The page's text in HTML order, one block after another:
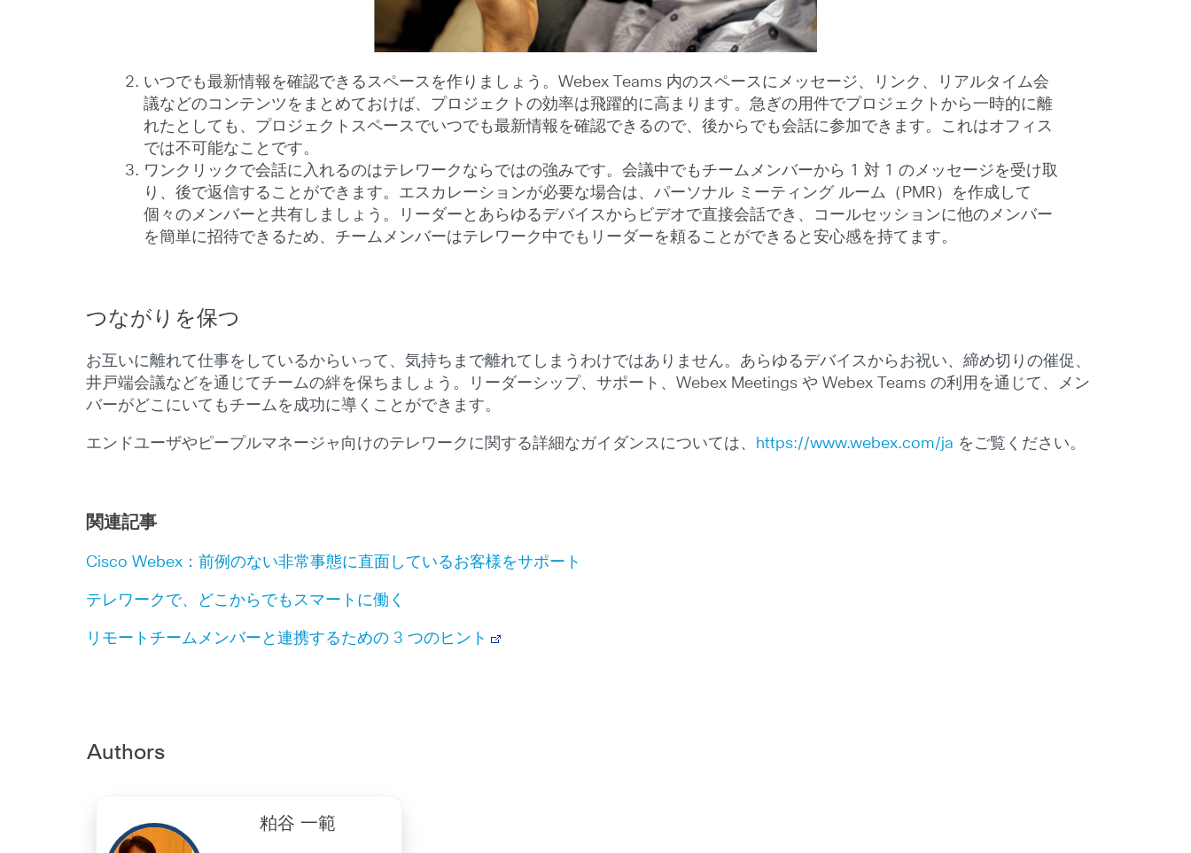
いつでも最新情報を確認できるスペースを作りましょう。Webex Teams 内のスペースにメッセージ、リンク、リアルタイム会
議などのコンテンツをまとめておけば、プロジェクトの効率は飛躍的に高まります。急ぎの用件でプロジェクトから一時的に離
れたとしても、プロジェクトスペースでいつでも最新情報を確認できるので、後からでも会話に参加できます。これはオフィス
では不可能なことです。
ワンクリックで会話に入れるのはテレワークならではの強みです。会議中でもチームメンバーから 1 対 1 のメッセージを受け取
り、後で返信することができます。エスカレーションが必要な場合は、パーソナル ミーティング ルーム（PMR）を作成して
個々のメンバーと共有しましょう。リーダーとあらゆるデバイスからビデオで直接会話でき、コールセッションに他のメンバー
を簡単に招待できるため、チームメンバーはテレワーク中でもリーダーを頼ることができると安心感を持てます。
つながりを保つ
お互いに離れて仕事をしているからいって、気持ちまで離れてしまうわけではありません。あらゆるデバイスからお祝い、締め切りの催促、
井戸端会議などを通じてチームの絆を保ちましょう。リーダーシップ、サポート、Webex Meetings や Webex Teams の利用を通じて、メン
バーがどこにいてもチームを成功に導くことができます。
エンドユーザやピープルマネージャ向けのテレワークに関する詳細なガイダンスについては、 https://www.webex.com/ja をご覧ください。
関連記事
Cisco Webex：前例のない非常事態に直面しているお客様をサポート
テレワークで、どこからでもスマートに働く
リモートチームメンバーと連携するための 3 つのヒント
Authors
粕谷 一範